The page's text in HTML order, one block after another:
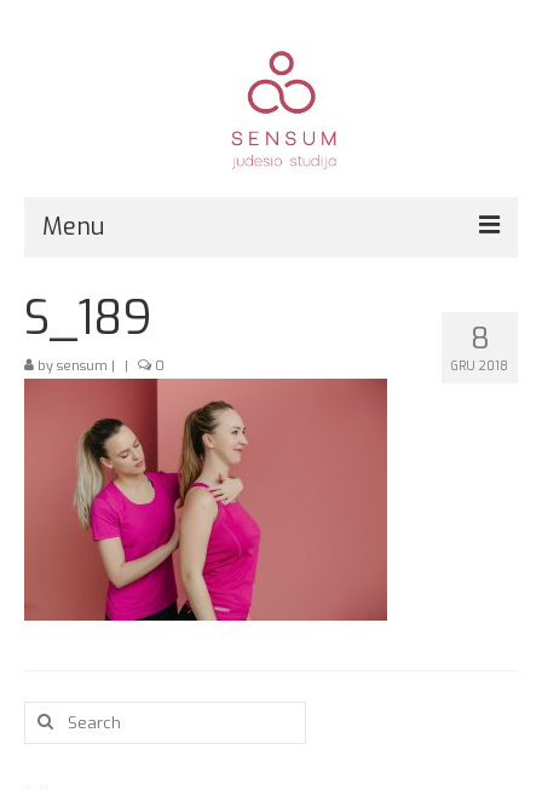
Menu
Pirmą kartą?
Grupinės treniruotės
Registracija
Kainos
Kontaktai
8
GRU 2018
S_189
by sensum | | 0
Search
for: